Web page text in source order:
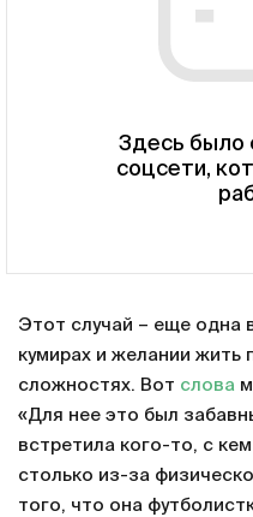
Здесь было
соцсети,
Этот случай – еще одна
кумирах и желании жить
сложностях. Вот слова
«Для нее это был
встретила кого-то, с
столько из-за
того, что она